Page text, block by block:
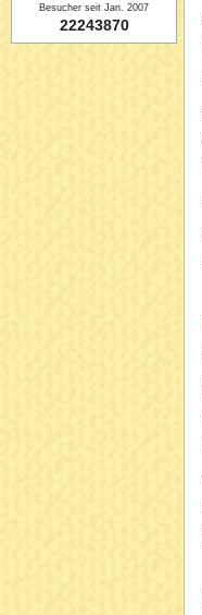
Besucher seit Jan. 2007
22243870